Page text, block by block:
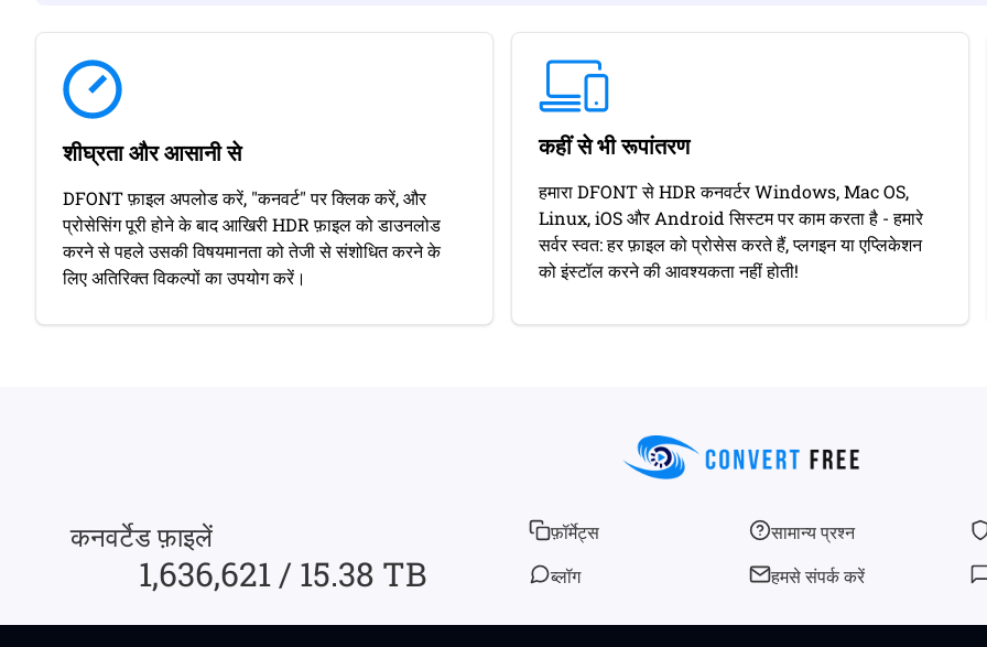
शीघ्रता और आसानी से
DFONT फ़ाइल अपलोड करें, "कनवर्ट" पर क्लिक करें, और
प्रोसेसिंग पूरी होने के बाद आखिरी HDR फ़ाइल को डाउनलोड
करने से पहले उसकी विषयमानता को तेजी से संशोधित करने के
लिए अतिरिक्त विकल्पों का उपयोग करें।
कहीं से भी रूपांतरण
हमारा DFONT से HDR कनवर्टर Windows, Mac OS,
Linux, iOS और Android सिस्टम पर काम करता है - हमारे
सर्वर स्वत: हर फ़ाइल को प्रोसेस करते हैं, प्लगइन या एप्लिकेशन
को इंस्टॉल करने की आवश्यकता नहीं होती!
कनवर्टेड फ़ाइलें
1,636,621 / 15.38 TB
फ़ॉर्मेट्स
ब्लॉग
सामान्य प्रश्न
हमसे संपर्क करें